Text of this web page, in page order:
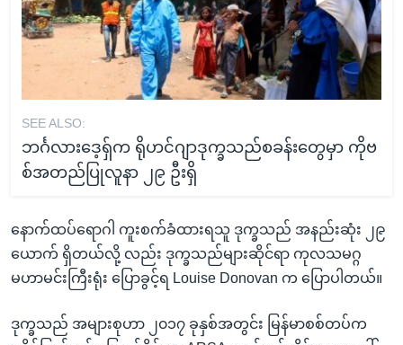
SEE ALSO:
ဘင်္ဂလားဒေ့ရှ်က ရိုဟင်ဂျာဒုက္ခသည်စခန်းတွေမှာ ကိုဗ
စ်အတည်ပြုလူနာ ၂၉ ဦးရှိ
နောက်ထပ်ရောဂါ ကူးစက်ခံထားရသူ ဒုက္ခသည် အနည်းဆုံး ၂၉
ယောက် ရှိတယ်လို့ လည်း ဒုက္ခသည်များဆိုင်ရာ ကုလသမဂ္ဂ
မဟာမင်းကြီးရုံး ပြောခွင့်ရ Louise Donovan က ပြောပါတယ်။
ဒုက္ခသည် အများစုဟာ ၂၀၁၇ ခုနှစ်အတွင်း မြန်မာစစ်တပ်က